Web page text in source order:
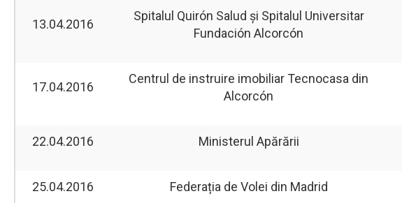
13.04.2016
Spitalul Quirón Salud și Spitalul Universitar
Fundación Alcorcón
17.04.2016
Centrul de instruire imobiliar Tecnocasa din
Alcorcón
22.04.2016 Ministerul Apărării
25.04.2016 Federația de Volei din Madrid